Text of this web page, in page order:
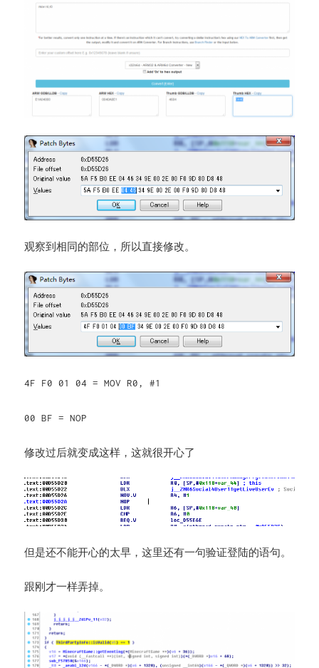
观察到相同的部位，所以直接修改。
4F F0 01 04 = MOV R0, #1
00 BF = NOP
修改过后就变成这样，这就很开心了
但是还不能开心的太早，这里还有一句验证登陆的语句。
跟刚才一样弄掉。